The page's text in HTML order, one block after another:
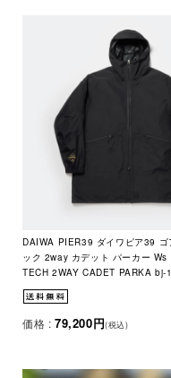
DAIWA PIER39 ダイワピア39 ゴ
ック 2way カデット パーカー Ws
TECH 2WAY CADET PARKA bj-
価格 : 79,200円(税込)